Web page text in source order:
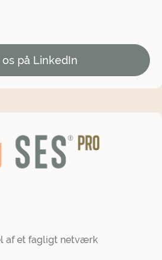
os på LinkedIn
af et fagligt netværk